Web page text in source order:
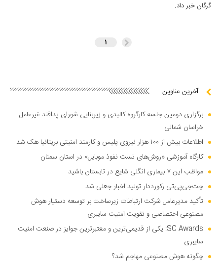
گرگان خبر داد.
۱
آخرین عناوین
برگزاری دومین جلسه کارگروه کالبدی و زیربنایی شورای پدافند غیرعامل
خراسان شمالی
اطلاعات بیش از ۱۰۰ هزار نیروی پلیس و کارمند امنیتی بریتانیا هک شد
کارگاه آموزشی «روش‌های تست نفوذ موبایل» در استان سمنان
مواظب این ۷ بیماری انگلی شایع در تابستان باشید
چت‌جی‌پی‌تی رکورددار تولید اخبار جعلی شد
تأکید مدیرعامل شرکت ارتباطات زیرساخت بر توسعه دستیار هوش
مصنوعی اختصاصی و تقویت امنیت سایبری
SC Awards: یکی از قدیمی‌ترین و معتبرترین جوایز در صنعت امنیت
سایبری
چگونه هوش مصنوعی مهاجم شد؟